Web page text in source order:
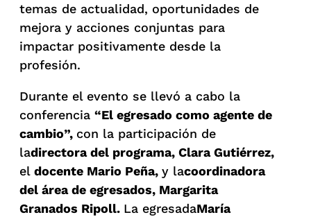
temas de actualidad, oportunidades de
mejora y acciones conjuntas para
impactar positivamente desde la
profesión.
Durante el evento se llevó a cabo la
conferencia “El egresado como agente de
cambio”, con la participación de
ladirectora del programa, Clara Gutiérrez,
el docente Mario Peña, y lacoordinadora
del área de egresados, Margarita
Granados Ripoll. La egresadaMaría